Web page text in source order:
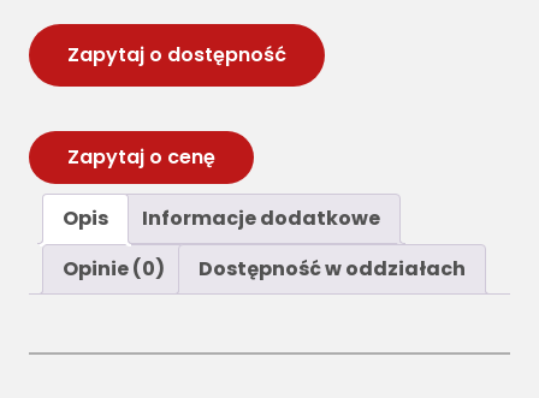
Zapytaj o dostępność
Zapytaj o cenę
Opis
Informacje dodatkowe
Opinie (0)
Dostępność w oddziałach